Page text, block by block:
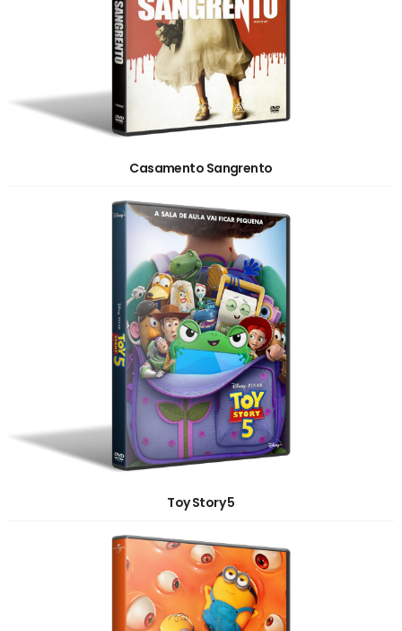
Casamento Sangrento
Toy Story 5